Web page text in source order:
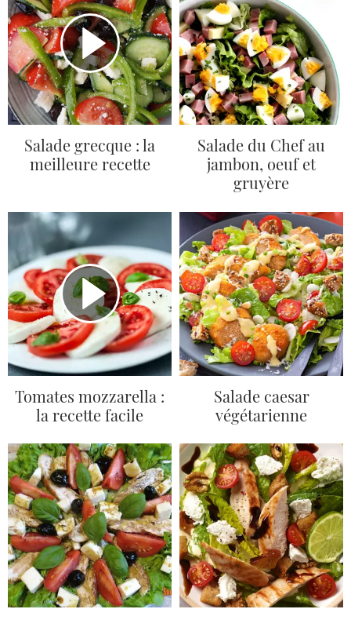
Salade grecque : la
meilleure recette
Salade du Chef au
jambon, oeuf et
gruyère
Tomates mozzarella :
la recette facile
Salade caesar
végétarienne